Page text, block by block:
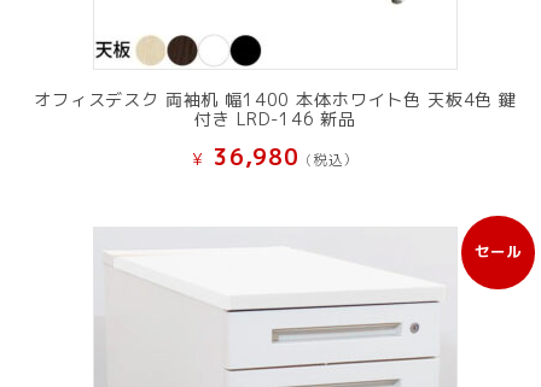
オフィスデスク 両袖机 幅1400 本体ホワイト色 天板4色 鍵
付き LRD-146 新品
¥ 36,980 (税込）
セール
販
売